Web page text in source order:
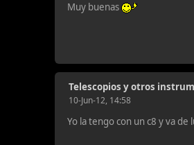
Muy buenas
Telescopios y otros
10-Jun-12, 14:58
Yo la tengo con un c8 y va